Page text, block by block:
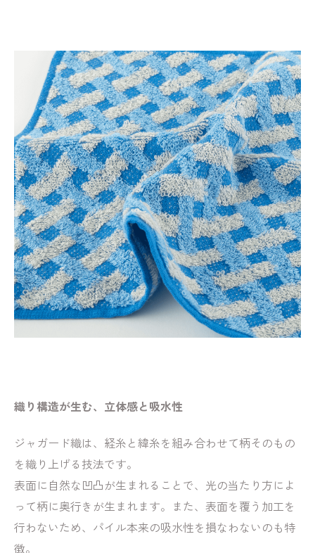
織り構造が生む、立体感と吸水性
ジャガード織は、経糸と緯糸を組み合わせて柄そのもの
を織り上げる技法です。
表面に自然な凹凸が生まれることで、光の当たり方によ
って柄に奥行きが生まれます。また、表面を覆う加工を
行わないため、パイル本来の吸水性を損なわないのも特
徴。